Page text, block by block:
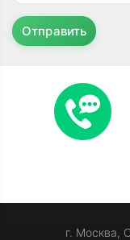
Отправить
г. Москва,